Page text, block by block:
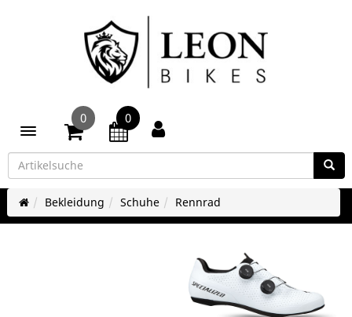
Toggle navigation
0 0
Bekleidung Schuhe Rennrad